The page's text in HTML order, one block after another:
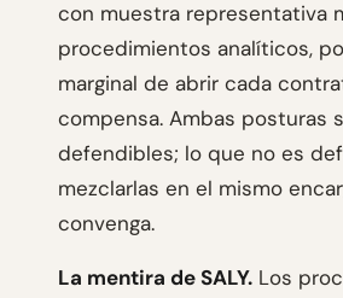
con muestra representativa
procedimientos analíticos,
marginal de abrir cada
compensa. Ambas posturas
defendibles; lo que no es
mezclarlas en el mismo
convenga.
La mentira de SALY. Los